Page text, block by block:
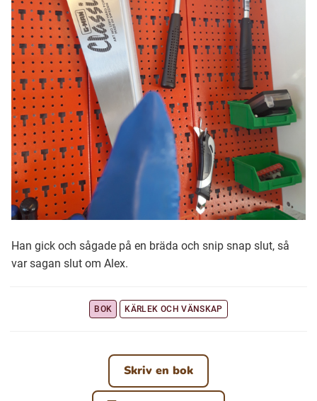
Han gick och sågade på en bräda och snip snap slut, så
var sagan slut om Alex.
BOK KÄRLEK OCH VÄNSKAP
Skriv en bok